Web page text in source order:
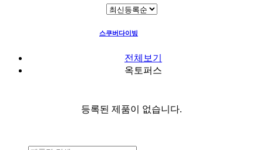
스쿠버다이빙
전체보기
옥토퍼스
등록된 제품이 없습니다.